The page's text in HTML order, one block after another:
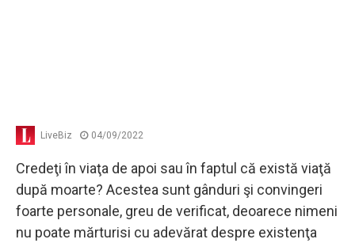
LiveBiz 04/09/2022
Credeţi în viaţa de apoi sau în faptul că există viaţă
după moarte? Acestea sunt gânduri şi convingeri
foarte personale, greu de verificat, deoarece nimeni
nu poate mărturisi cu adevărat despre existenţa